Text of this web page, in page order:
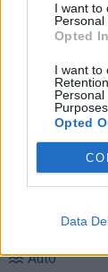
I want to
Personal
Opted In
I want to
Opted
Data
Verslas
Į
kaime
Auto